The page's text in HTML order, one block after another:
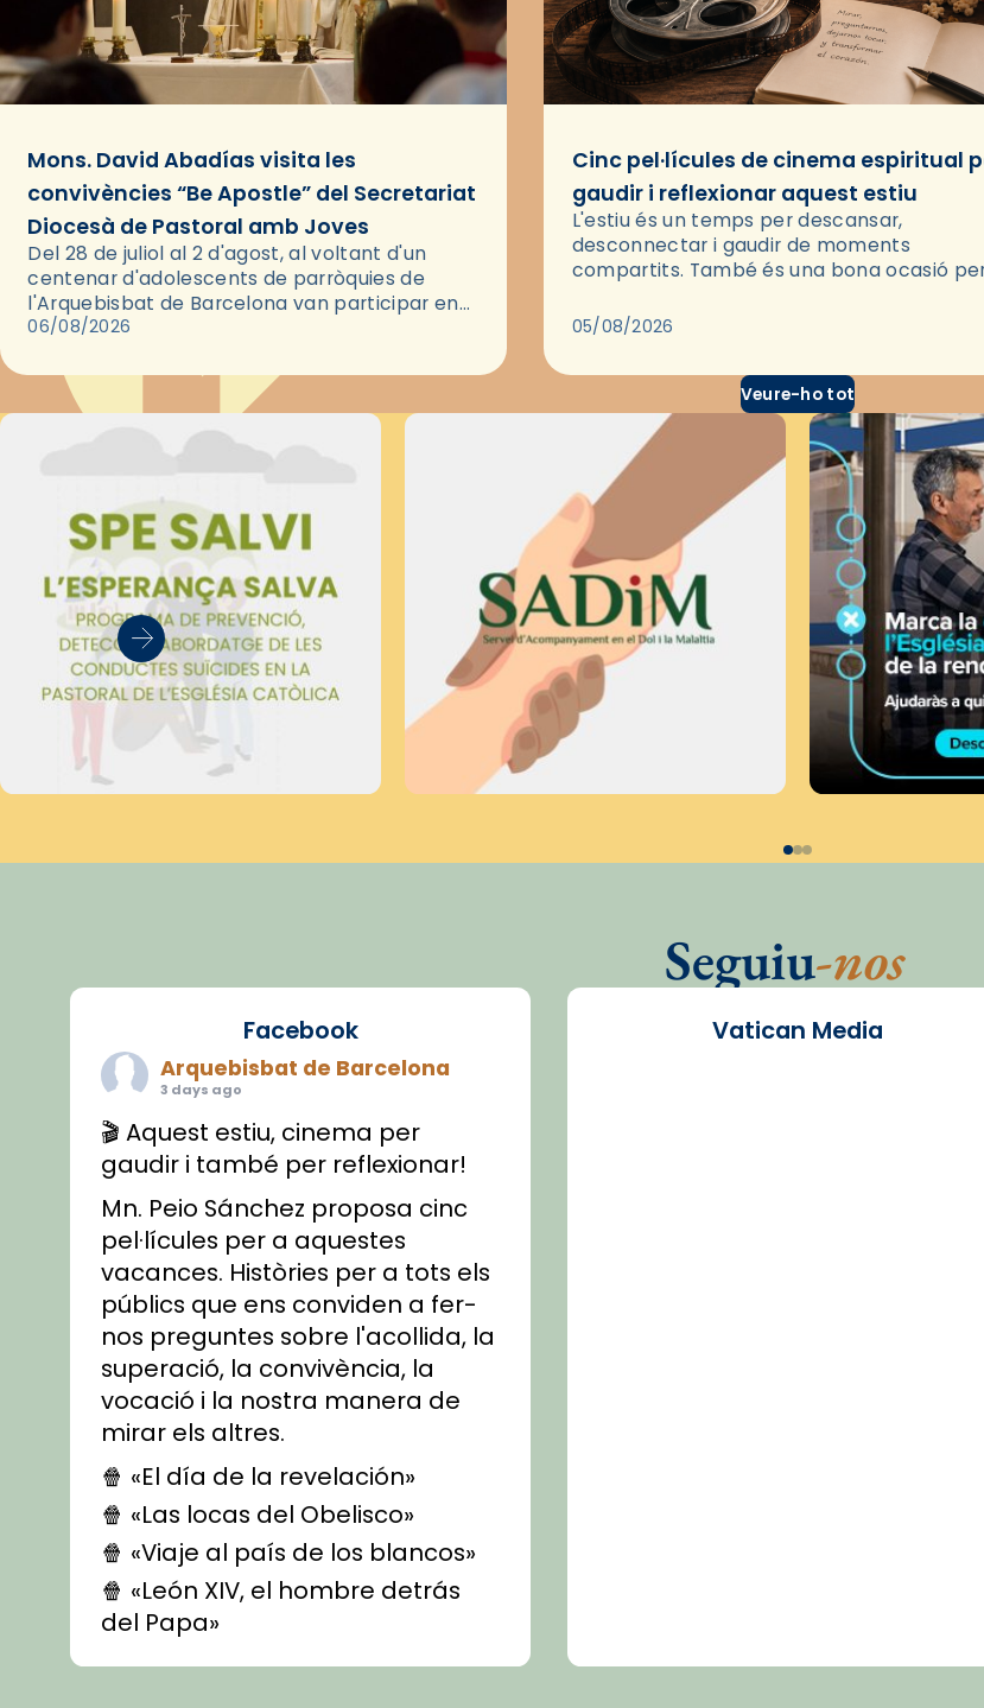
Mons. David Abadías visita les
convivències “Be Apostle” del Secretariat
Diocesà de Pastoral amb Joves
Del 28 de juliol al 2 d'agost, al voltant d'un
centenar d'adolescents de parròquies de
l'Arquebisbat de Barcelona van participar en
les convivències Be Apostle, organitzades pel
06/08/2026
Cinc pel·lícules de cinema espiritual
gaudir i reflexionar aquest estiu
L'estiu és un temps per descansar,
desconnectar i gaudir de moments
compartits. També és una bona ocasió
través del cinema, reflexionar sobre les…
05/08/2026
Veure-ho tot
Seguiu-nos
Facebook
Arquebisbat de Barcelona
3 days ago
🎬 Aquest estiu, cinema per
gaudir i també per reflexionar!
Mn. Peio Sánchez proposa cinc
pel·lícules per a aquestes
vacances. Històries per a tots els
públics que ens conviden a fer-
nos preguntes sobre l'acollida, la
superació, la convivència, la
vocació i la nostra manera de
mirar els altres.
🍿 «El día de la revelación»
🍿 «Las locas del Obelisco»
🍿 «Viaje al país de los blancos»
🍿 «León XIV, el hombre detrás
del Papa»
🍿 «Las ovejas detectives»
Vatican Media